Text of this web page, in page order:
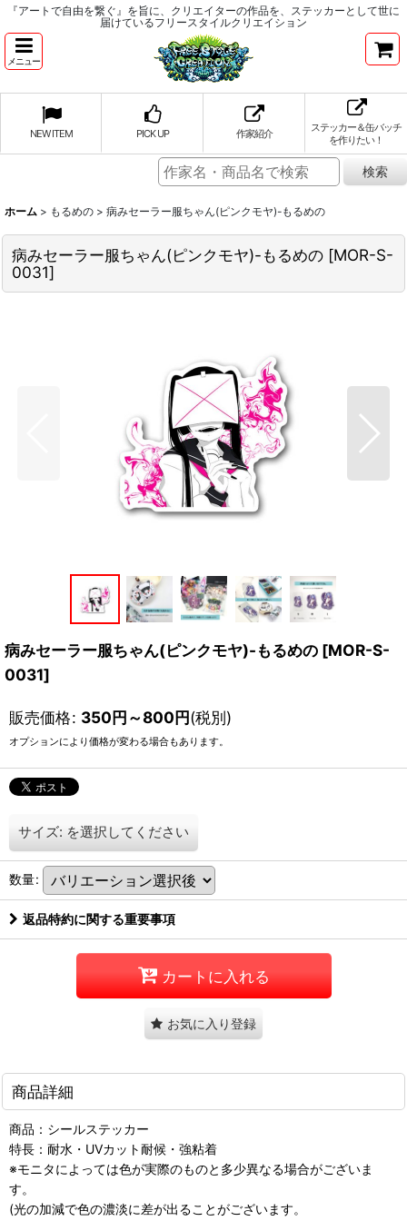
『アートで自由を繋ぐ』を旨に、クリエイターの作品を、ステッカーとして世に
届けているフリースタイルクリエイション
メニュー
NEW ITEM PICK UP 作家紹介
ステッカー＆缶バッチ
を作りたい！
ホーム > もるめの > 病みセーラー服ちゃん(ピンクモヤ)-もるめの
病みセーラー服ちゃん(ピンクモヤ)-もるめの [MOR-S-
0031]
病みセーラー服ちゃん(ピンクモヤ)-もるめの [MOR-S-
0031]
販売価格: 350円～800円(税別)
オプションにより価格が変わる場合もあります。
サイズ: を選択してください
数量:
返品特約に関する重要事項
カートに入れる
お気に入り登録
商品詳細
商品：シールステッカー
特長：耐水・UVカット耐候・強粘着
※モニタによっては色が実際のものと多少異なる場合がございま
す。
(光の加減で色の濃淡に差が出ることがございます。